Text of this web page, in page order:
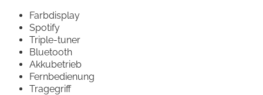
Farbdisplay
Spotify
Triple-tuner
Bluetooth
Akkubetrieb
Fernbedienung
Tragegriff